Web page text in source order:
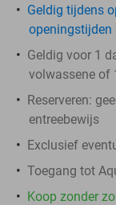
Geldig tijdens
openingstijden
Geldig voor 1
volwassene of
Reserveren:
entreebewijs
Exclusief
Toegang tot
Koop zonder